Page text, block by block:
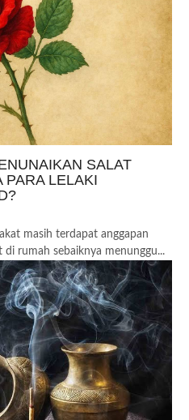
SALAT
PARA LELAKI
masih terdapat anggapan
rumah sebaiknya menunggu...